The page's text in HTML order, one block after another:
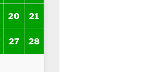
20 21
27 28